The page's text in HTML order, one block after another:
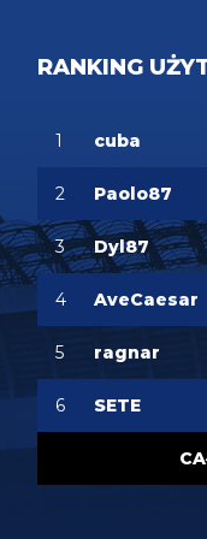
RANKING
1 cuba
2 Paolo87
3 Dyl87
4 AveCaesar
5 ragnar
6 SETE